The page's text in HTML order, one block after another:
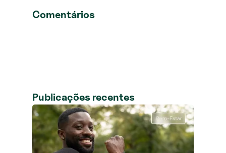
Comentários
Publicações recentes